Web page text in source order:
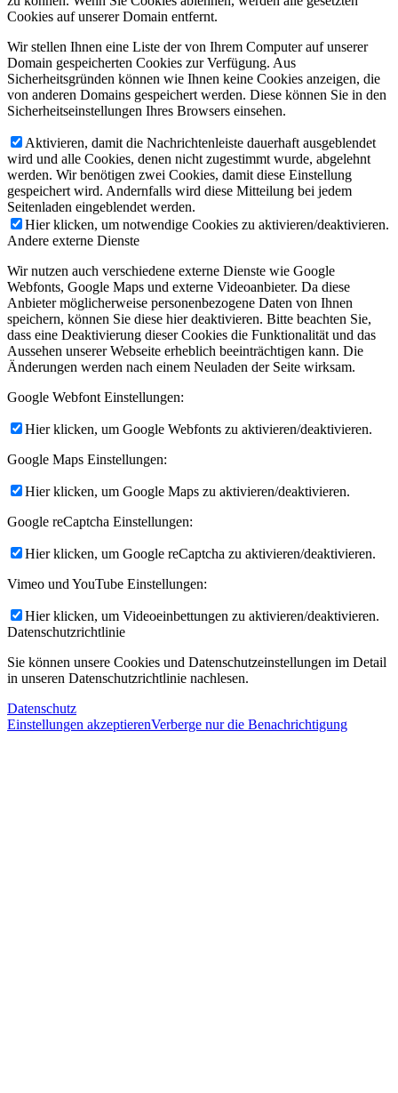
Cookies auf unserer Domain entfernt.
Wir stellen Ihnen eine Liste der von Ihrem Computer auf unserer
Domain gespeicherten Cookies zur Verfügung. Aus
Sicherheitsgründen können wie Ihnen keine Cookies anzeigen, die
von anderen Domains gespeichert werden. Diese können Sie in den
Sicherheitseinstellungen Ihres Browsers einsehen.
Aktivieren, damit die Nachrichtenleiste dauerhaft ausgeblendet
wird und alle Cookies, denen nicht zugestimmt wurde, abgelehnt
werden. Wir benötigen zwei Cookies, damit diese Einstellung
gespeichert wird. Andernfalls wird diese Mitteilung bei jedem
Seitenladen eingeblendet werden.
Hier klicken, um notwendige Cookies zu aktivieren/deaktivieren.
Andere externe Dienste
Wir nutzen auch verschiedene externe Dienste wie Google
Webfonts, Google Maps und externe Videoanbieter. Da diese
Anbieter möglicherweise personenbezogene Daten von Ihnen
speichern, können Sie diese hier deaktivieren. Bitte beachten Sie,
dass eine Deaktivierung dieser Cookies die Funktionalität und das
Aussehen unserer Webseite erheblich beeinträchtigen kann. Die
Änderungen werden nach einem Neuladen der Seite wirksam.
Google Webfont Einstellungen:
Hier klicken, um Google Webfonts zu aktivieren/deaktivieren.
Google Maps Einstellungen:
Hier klicken, um Google Maps zu aktivieren/deaktivieren.
Google reCaptcha Einstellungen:
Hier klicken, um Google reCaptcha zu aktivieren/deaktivieren.
Vimeo und YouTube Einstellungen:
Hier klicken, um Videoeinbettungen zu aktivieren/deaktivieren.
Datenschutzrichtlinie
Sie können unsere Cookies und Datenschutzeinstellungen im Detail
in unseren Datenschutzrichtlinie nachlesen.
Datenschutz
Einstellungen akzeptierenVerberge nur die Benachrichtigung